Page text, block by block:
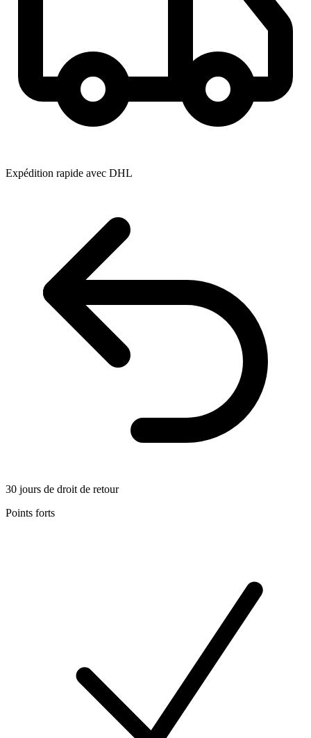
Expédition rapide avec DHL
30 jours de droit de retour
Points forts